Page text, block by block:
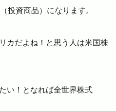
投資商品）になります。
カだよね！と思う人は米国株
い！となれば全世界株式